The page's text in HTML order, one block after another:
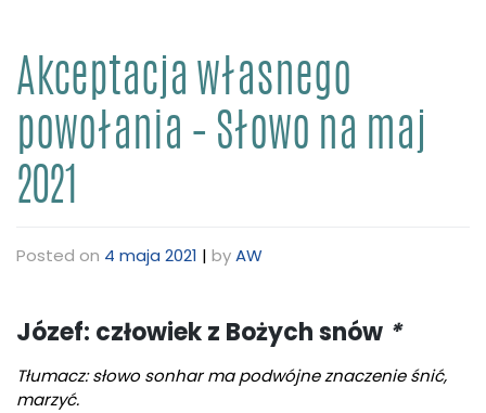
Akceptacja własnego
powołania – Słowo na maj
2021
Posted on 4 maja 2021 | byAW
Józef: człowiek z Bożych snów *
Tłumacz: słowo sonhar ma podwójne znaczenie śnić,
marzyć.